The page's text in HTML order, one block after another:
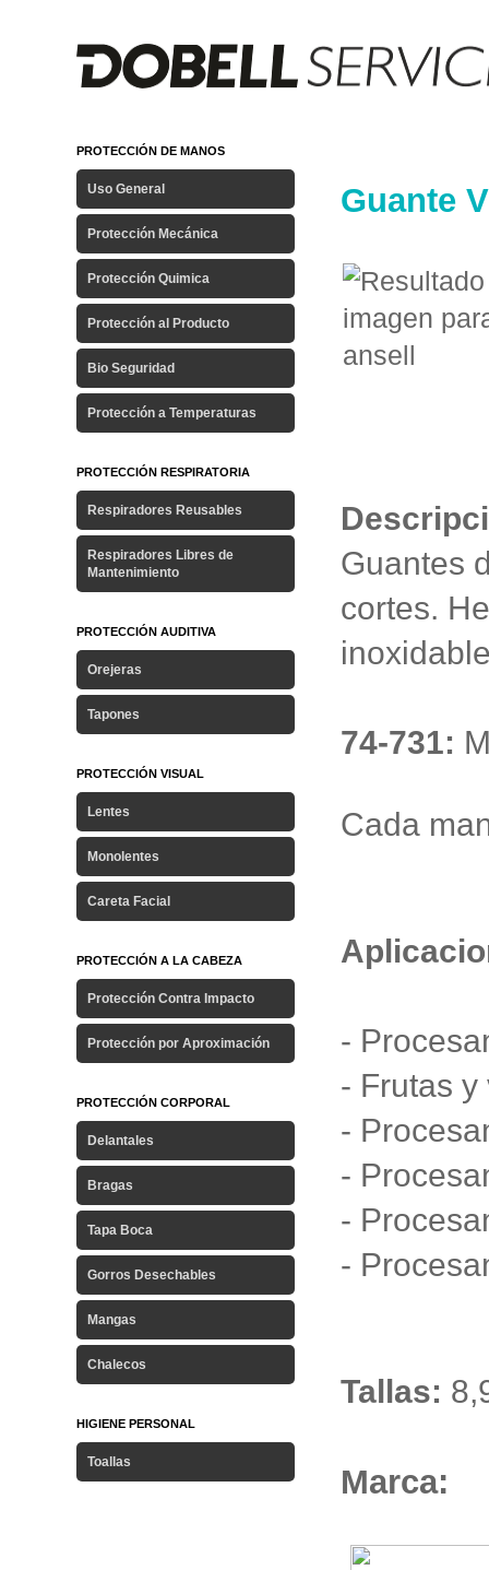
Guante
Guantes
cortes.
74-731:
Cada
-
- Frutas
-
-
-
-
Tallas:
Marca:
PROTECCIÓN DE MANOS
Uso General
Protección Mecánica
Protección Quimica
Protección al Producto
Bio Seguridad
Protección a Temperaturas
PROTECCIÓN RESPIRATORIA
Respiradores Reusables
Respiradores Libres de
Mantenimiento
PROTECCIÓN AUDITIVA
Orejeras
Tapones
PROTECCIÓN VISUAL
Lentes
Monolentes
Careta Facial
PROTECCIÓN A LA CABEZA
Protección Contra Impacto
Protección por Aproximación
PROTECCIÓN CORPORAL
Delantales
Bragas
Tapa Boca
Gorros Desechables
Mangas
Chalecos
HIGIENE PERSONAL
Toallas